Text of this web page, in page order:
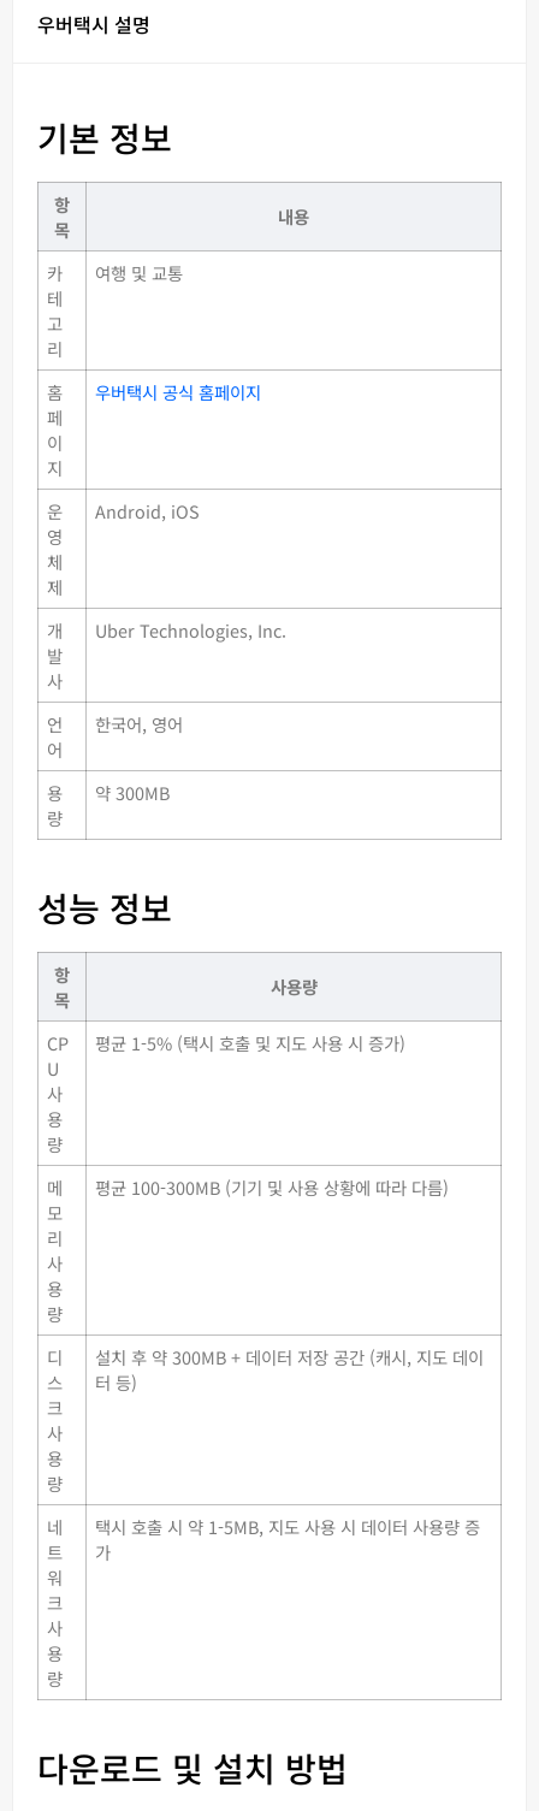
우버택시 설명
기본 정보
항
목
내용
카
테
고
리
여행 및 교통
홈
페
이
지
우버택시 공식 홈페이지
운
영
체
제
Android, iOS
개
발
사
Uber Technologies, Inc.
언
어
한국어, 영어
용
량
약 300MB
성능 정보
항
목
사용량
CP
U
사
용
량
평균 1-5% (택시 호출 및 지도 사용 시 증가)
메
모
리
사
용
량
평균 100-300MB (기기 및 사용 상황에 따라 다름)
디
스
크
사
용
량
설치 후 약 300MB + 데이터 저장 공간 (캐시, 지도 데이
터 등)
네
트
워
크
사
용
량
택시 호출 시 약 1-5MB, 지도 사용 시 데이터 사용량 증
가
다운로드 및 설치 방법